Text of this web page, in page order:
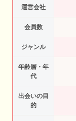
運営会社
会員数
ジャンル
年齢層・年
代
出会いの目
的